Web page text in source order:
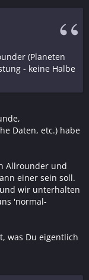
(Planeten
- keine Halbe
Daten, etc.) habe
Allrounder und
einer sein soll.
wir unterhalten
'normal-
was Du eigentlich